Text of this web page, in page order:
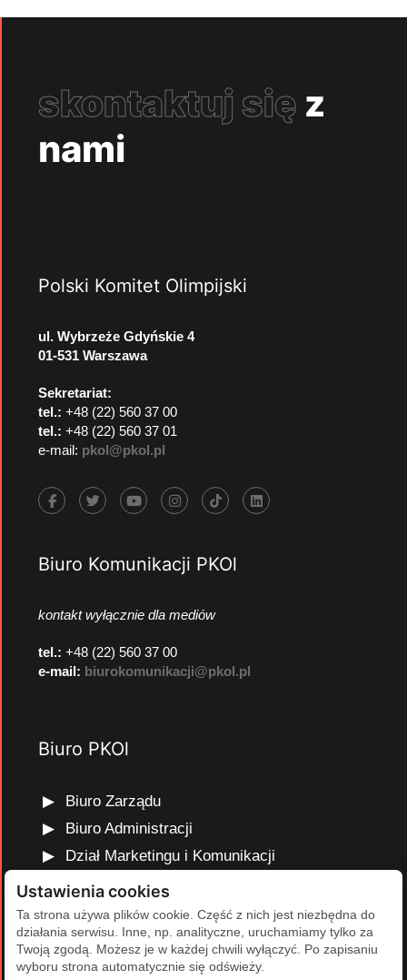
skontaktuj się z
nami
Polski Komitet Olimpijski
ul. Wybrzeże Gdyńskie 4
01-531 Warszawa
Sekretariat:
tel.: +48 (22) 560 37 00
tel.: +48 (22) 560 37 01
e-mail: pkol@pkol.pl
Biuro Komunikacji PKOl
kontakt wyłącznie dla mediów
tel.: +48 (22) 560 37 00
e-mail: biurokomunikacji@pkol.pl
Biuro PKOl
Biuro Zarządu
Biuro Administracji
Dział Marketingu i Komunikacji
Dział Edukacji Olimpijskiej
Dział Finansów i Kadr
Dział Projektów Olimpijskich
Dział Programów Rozwojowych
Ustawienia cookies
Ta strona używa plików cookie. Część z nich jest niezbędna do
działania serwisu. Inne, np. analityczne, uruchamiamy tylko za
Twoją zgodą. Możesz je w każdej chwili wyłączyć. Po zapisaniu
wyboru strona automatycznie się odświeży.